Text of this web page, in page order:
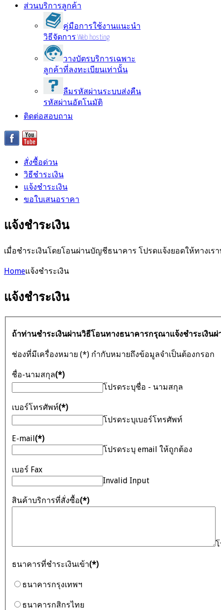
ส่วนบริการลูกค้า
คู่มือการใช้งานแนะนำ
วิธีจัดการ Web hosting
วางบัตรบริการเฉพาะ
ลูกค้าที่ลงทะเบียนเท่านั้น
ลืมรหัสผ่านระบบส่งคืน
รหัสผ่านอัตโนมัติ
ติดต่อสอบถาม
สั่งซื้อด่วน
วิธีชำระเงิน
แจ้งชำระเงิน
ขอใบเสนอราคา
แจ้งชำระเงิน
เมื่อชำระเงินโดยโอนผ่านบัญชีธนาคาร โปรดแจ้งยอดให้ทางเร
Homeแจ้งชำระเงิน
แจ้งชำระเงิน
ถ้าท่านชำระเงินผ่านวิธีโอนทางธนาคารกรุณาแจ้งชำระเงิน
ช่องที่มีเครื่องหมาย (*) กำกับหมายถึงข้อมูลจำเป็นต้องกรอก
ชื่อ-นามสกุล(*)
โปรดระบุชื่อ - นามสกุล
เบอร์โทรศัพท์(*)
โปรดระบุเบอร์โทรศัพท์
E-mail (*)
โปรดระบุ email ให้ถูกต้อง
เบอร์ Fax
Invalid Input
สินค้าบริการที่สั่งซื้อ(*)
ธนาคารที่ชำระเงินเข้า(*)
ธนาคารกรุงเทพฯ
ธนาคารกสิกรไทย